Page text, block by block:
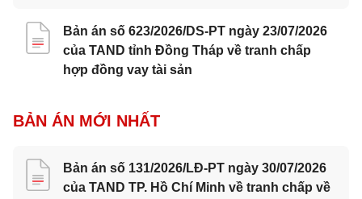
Bản án số 623/2026/DS-PT ngày 23/07/2026
của TAND tỉnh Đồng Tháp về tranh chấp
hợp đồng vay tài sản
BẢN ÁN MỚI NHẤT
Bản án số 131/2026/LĐ-PT ngày 30/07/2026
của TAND TP. Hồ Chí Minh về tranh chấp về